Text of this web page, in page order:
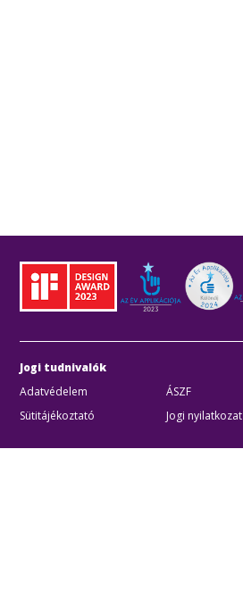
Jogi tudnivalók
Adatvédelem
ÁSZF
Sütitájékoztató
Jogi nyilatkozat